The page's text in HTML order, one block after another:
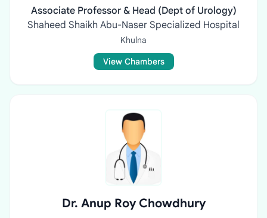
Associate Professor & Head (Dept of Urology)
Shaheed Shaikh Abu-Naser Specialized Hospital
Khulna
View Chambers
Dr. Anup Roy Chowdhury